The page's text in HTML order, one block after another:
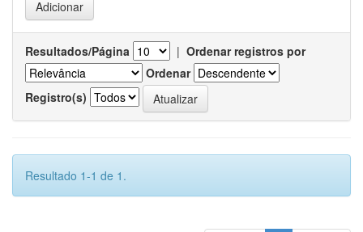
Resultados/Página | Ordenar registros por
Ordenar
Registro(s)
Resultado 1-1 de 1.